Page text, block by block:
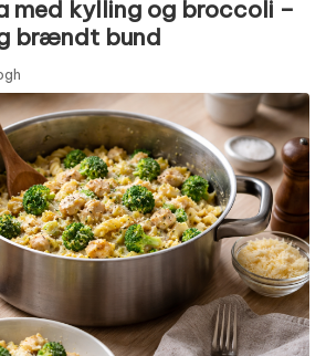
med kylling og broccoli –
brændt bund